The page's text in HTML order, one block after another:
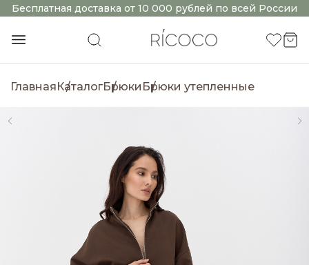
Бесплатная доставка от 10 000 рублей по всей России
ГлавнаяКаталогБрюки Брюки утепленные